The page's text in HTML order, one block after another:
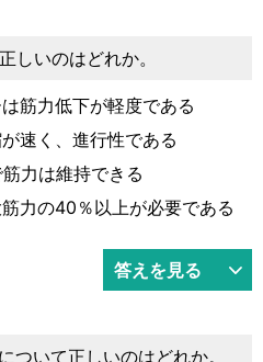
しいのはどれか。
筋力低下が軽度である
速く、進行性である
力は維持できる
力の40％以上が必要である
答えを見る
ついて正しいのはどれか。